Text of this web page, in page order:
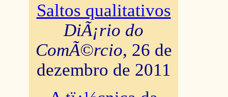
Saltos qualitativos
DiÃ¡rio do
ComÃ©rcio, 26 de
dezembro de 2011